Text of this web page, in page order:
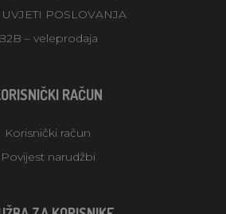
POSLOVANJA
B2B – veleprodaja
RAČUN
Korisnički račun
Povijest narudžbi